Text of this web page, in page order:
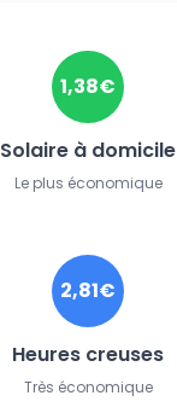
1,38€
Solaire à domicile
Le plus économique
2,81€
Heures creuses
Très économique